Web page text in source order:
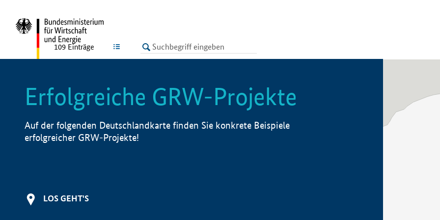
LISTE
109 Einträge
Erfolgreiche GRW-Projekte
Auf der folgenden Deutschlandkarte finden Sie konkrete Beispiele
erfolgreicher GRW-Projekte!
LOS GEHT'S